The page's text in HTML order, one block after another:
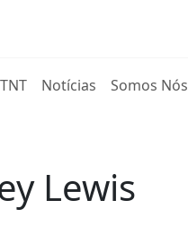
TNT Notícias Somos Nós
Lewis